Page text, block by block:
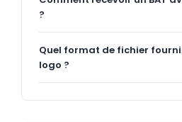
?
Quel format de fichier
logo ?